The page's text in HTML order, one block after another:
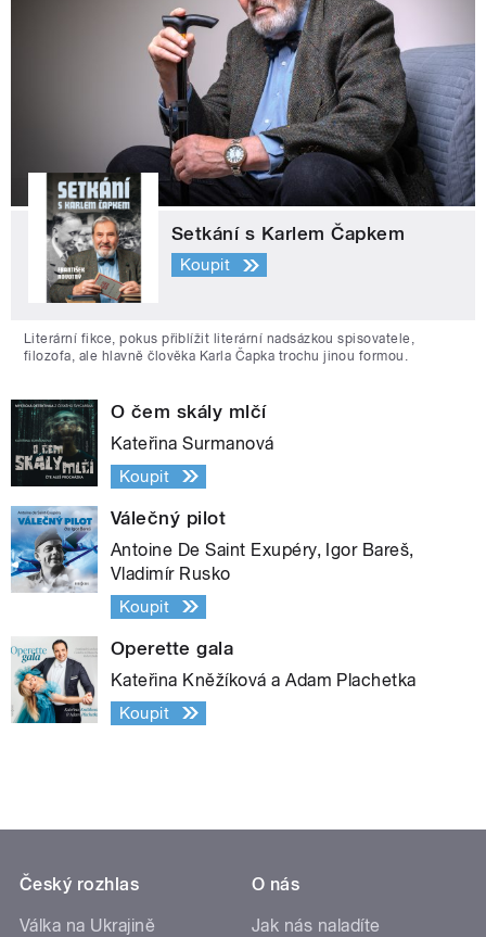
Setkání s Karlem Čapkem
Koupit
Literární fikce, pokus přiblížit literární nadsázkou spisovatele,
filozofa, ale hlavně člověka Karla Čapka trochu jinou formou.
O čem skály mlčí
Kateřina Surmanová
Koupit
Válečný pilot
Antoine De Saint Exupéry, Igor Bareš,
Vladimír Rusko
Koupit
Operette gala
Kateřina Kněžíková a Adam Plachetka
Koupit
Český rozhlas
Válka na Ukrajině
O nás
Jak nás naladíte